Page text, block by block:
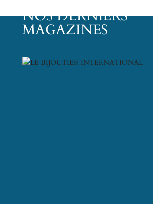
NOS DERNIERS
MAGAZINES